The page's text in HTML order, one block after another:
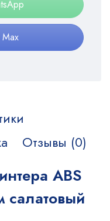
Max
Отзывы (0)
ABS
салатовый